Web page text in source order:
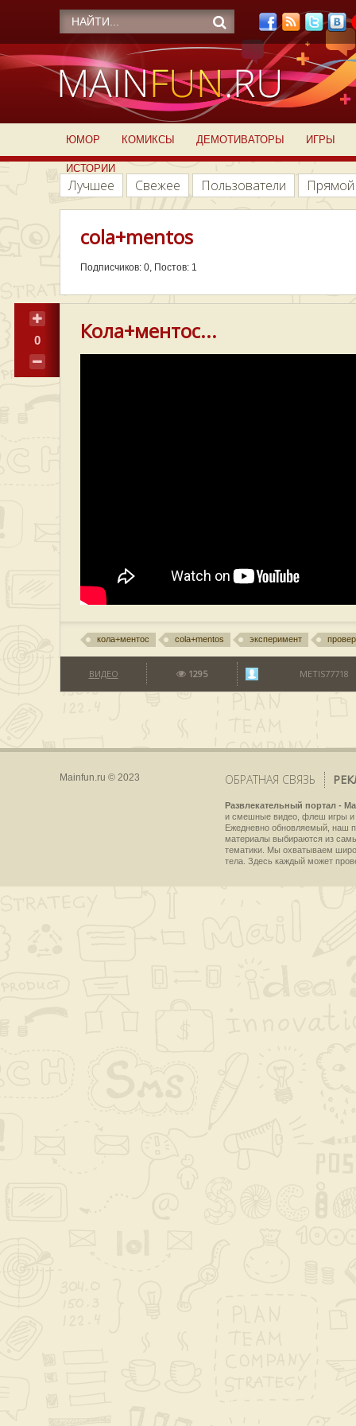
ЮМОР КОМИКСЫ ДЕМОТИВАТОРЫ ИГРЫ
ИСТОРИИ
Лучшее Свежее Пользователи
cola+mentos
Подписчиков: 0, Постов: 1
0 Кола+ментос...
кола+ментос cola+mentos эксперимент
ВИДЕО 1295 METIS77718
Mainfun.ru © 2023 ОБРАТНАЯ СВЯЗЬ
Развлекательный портал -
и смешные видео, флеш игры и
Ежедневно обновляемый, наш
материалы выбираются из
тематики. Мы охватываем
тела. Здесь каждый может